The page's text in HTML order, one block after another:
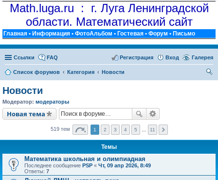
Math.luga.ru : г. Луга Ленинградской
области. Математический сайт
Главная • Информация • ФотоАльбом • Гостевая • Форум • Письмо
Ссылки Галерея
FAQ Вход
Регистрация
Список форумов Категория
Новости
Новости
Модератор: модераторы
Новая тема
519 тем 1 2 3 4 5 11
Темы
Математика школьная и олимпиадная
Последнее сообщение PSP « Чт, 09 апр 2026, 8:49
Ответы: 7